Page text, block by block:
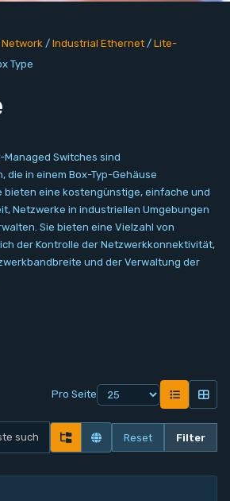
Network / Industrial Ethernet / Lite-
Type
Switches sind
die in einem Box-Typ-Gehäuse
bieten eine kostengünstige, einfache und
Netzwerke in industriellen Umgebungen
Sie bieten eine Vielzahl von
der Kontrolle der Netzwerkkonnektivität,
und der Verwaltung der
Pro Seite
Reset Filter